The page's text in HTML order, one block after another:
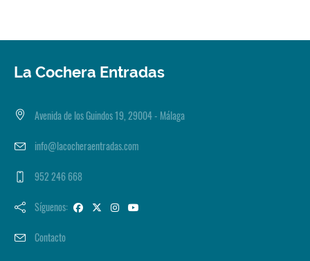
La Cochera Entradas
Avenida de los Guindos 19, 29004 - Málaga
info@lacocheraentradas.com
952 246 668
Síguenos:
Contacto